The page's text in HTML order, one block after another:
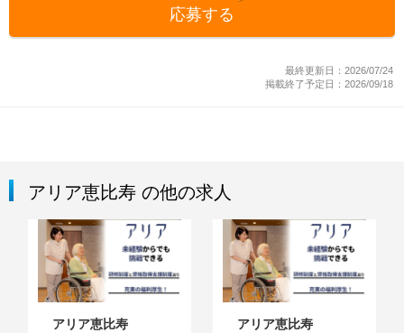
応募する
最終更新日：2026/07/24
掲載終了予定日：2026/09/18
アリア恵比寿 の他の求人
アリア恵比寿 アリア恵比寿